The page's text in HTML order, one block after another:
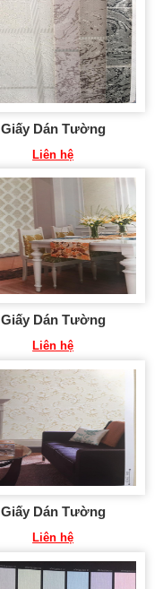
Giấy Dán Tường
Liên hệ
Giấy Dán Tường
Liên hệ
Giấy Dán Tường
Liên hệ